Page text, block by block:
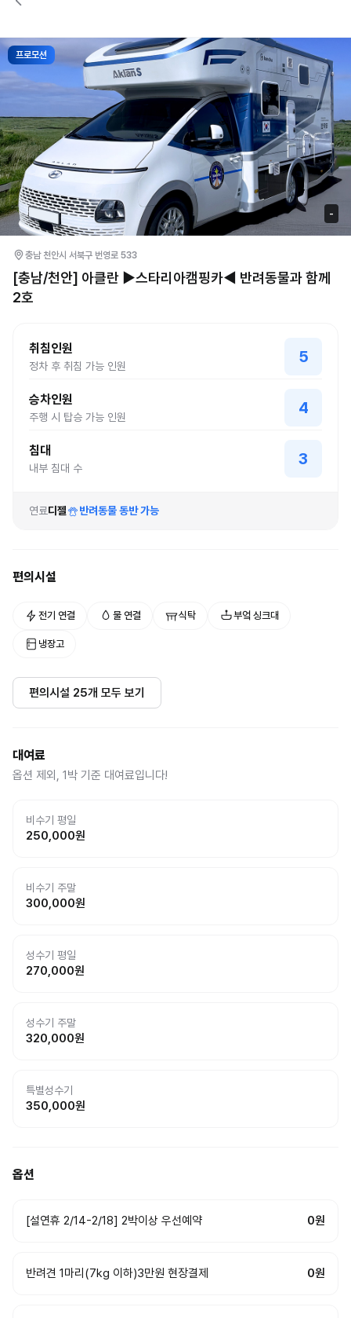
프로모션
-
충남 천안시 서북구 번영로 533
[충남/천안] 아클란 ▶스타리아캠핑카◀ 반려동물과 함께
2호
취침인원
정차 후 취침 가능 인원 5
승차인원
주행 시 탑승 가능 인원 4
침대
내부 침대 수 3
연료디젤 반려동물 동반 가능
편의시설
전기 연결 물 연결 식탁 부엌 싱크대
냉장고
편의시설 25개 모두 보기
대여료
옵션 제외, 1박 기준 대여료입니다!
비수기 평일
250,000원
비수기 주말
300,000원
성수기 평일
270,000원
성수기 주말
320,000원
특별성수기
350,000원
옵션
[설연휴 2/14-2/18] 2박이상 우선예약 0원
반려견 1마리(7kg 이하)3만원 현장결제 0원